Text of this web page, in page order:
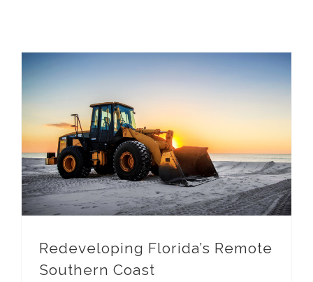
Redeveloping Florida’s Remote
Southern Coast